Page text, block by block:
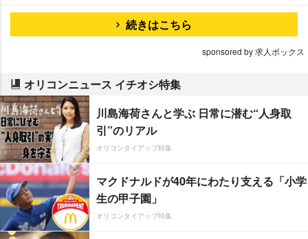
続きはこちら
sponsored by 求人ボックス
オリコンニュース イチオシ特集
川島海荷さんと学ぶ 日常に潜む“人身取
引”のリアル
オリコンタイアップ特集
マクドナルドが40年にわたり支える「小学
生の甲子園」
オリコンタイアップ特集